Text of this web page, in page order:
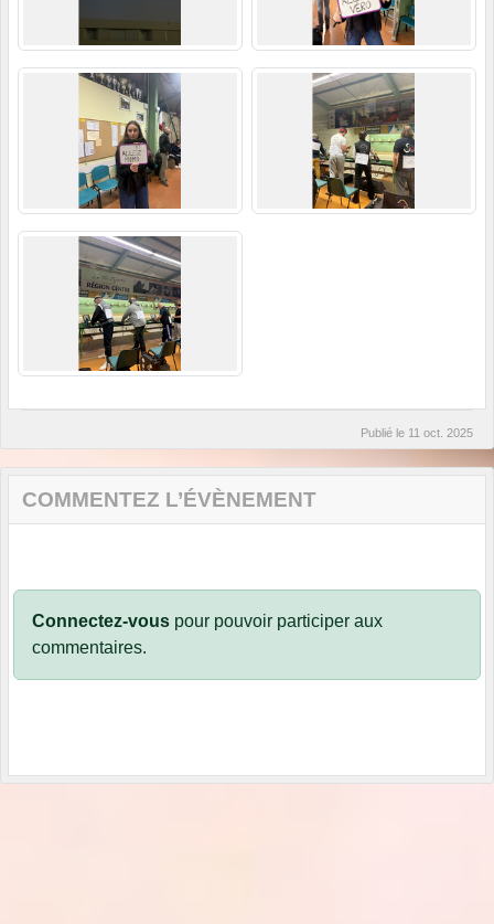
Publié le 11 oct. 2025
COMMENTEZ L’ÉVÈNEMENT
Connectez-vous pour pouvoir participer aux
commentaires.